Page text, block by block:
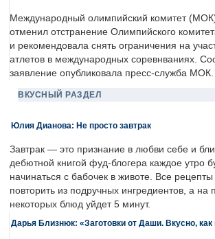
Международный олимпийский комитет
отменил отстранение Олимпийского
и рекомендовала снять ограничения на
атлетов в международных соревнваниях.
заявление опубликовала пресс-служба МОК.
ВКУСНЫЙ РАЗДЕЛ
Юлия Дианова: Не просто завтрак
Завтрак — это признание в любви себе и
дебютной книгой фуд-блогера каждое утро
начинаться с бабочек в животе. Все рецепты
повторить из подручных ингредиентов, а на
некоторых блюд уйдет 5 минут.
Дарья Близнюк: «Заготовки от Даши. Вкусно, как